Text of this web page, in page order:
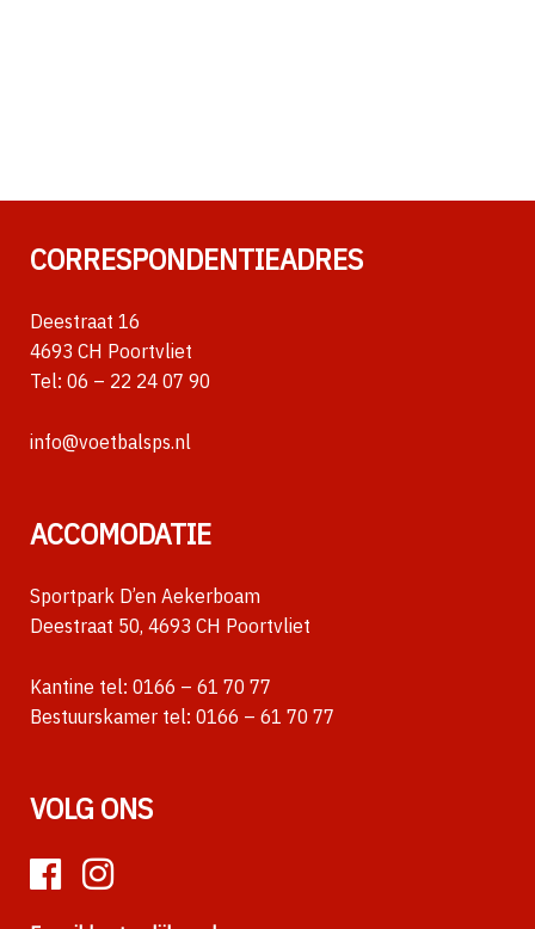
CORRESPONDENTIEADRES
Deestraat 16
4693 CH Poortvliet
Tel: 06 – 22 24 07 90
info@voetbalsps.nl
ACCOMODATIE
Sportpark D’en Aekerboam
Deestraat 50, 4693 CH Poortvliet
Kantine tel: 0166 – 61 70 77
Bestuurskamer tel: 0166 – 61 70 77
VOLG ONS